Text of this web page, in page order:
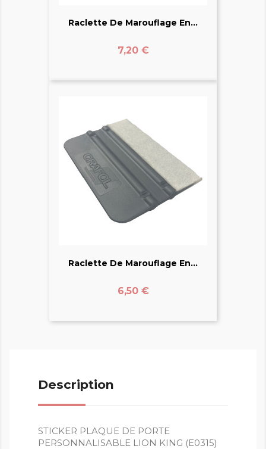
Raclette De Marouflage En...
Prix
7,20 €
Raclette De Marouflage En...
Prix
6,50 €
Description
STICKER PLAQUE DE PORTE
PERSONNALISABLE LION KING (E0315)